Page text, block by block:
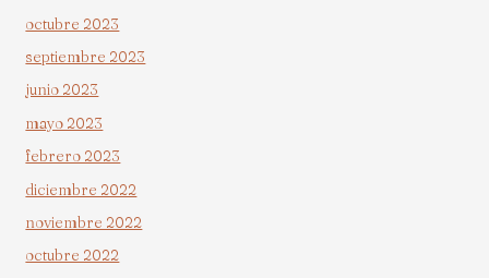
octubre 2023
septiembre 2023
junio 2023
mayo 2023
febrero 2023
diciembre 2022
noviembre 2022
octubre 2022